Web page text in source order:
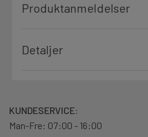
Produktanmeldelser
Detaljer
KUNDESERVICE:
Man-Fre: 07:00 - 16:00